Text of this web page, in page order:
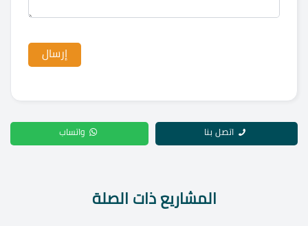
اتصل بنا واتساب
المشاريع ذات الصلة